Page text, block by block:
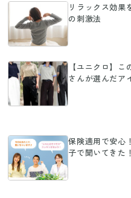
リラックス効果
の刺激法
【ユニクロ】
さんが選んだア
保険適用で安心
子で聞いてきた！